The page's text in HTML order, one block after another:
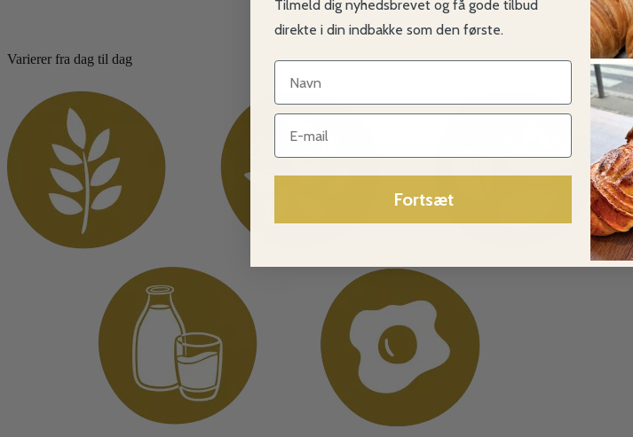
Varierer fra dag til dag
Tilmeld dig nyhedsbrevet og få gode tilbud
direkte i din indbakke som den første.
Navn
Navn
Fortsæt